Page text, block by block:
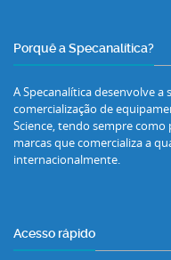
Porquê a Specanalítica?
A Specanalítica desenvolve
comercialização de
Science, tendo sempre
marcas que comercializa a
internacionalmente.
Acesso rápido